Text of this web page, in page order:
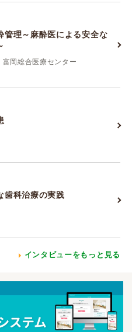
管理～麻酔医による安全な
岡総合医療センター
歯科治療の実践
インタビューをもっと見る